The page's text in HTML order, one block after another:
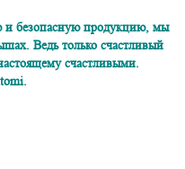
и безопасную продукцию, мы
Ведь только счастливый
счастливыми.